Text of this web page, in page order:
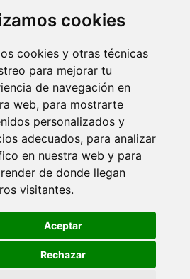
cookies
cookies y otras técnicas
para mejorar tu
de navegación en
web, para mostrarte
personalizados y
adecuados, para analizar
en nuestra web y para
de donde llegan
visitantes.
Aceptar
Rechazar
preferences
© 2025 bobina.es